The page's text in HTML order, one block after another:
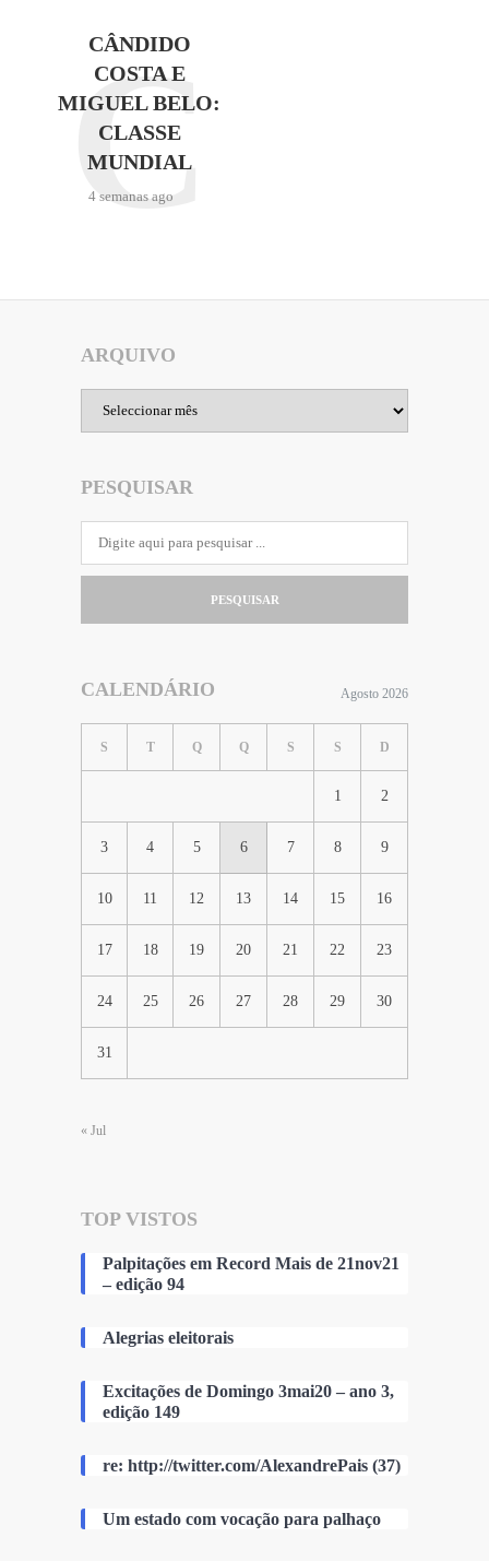
CÂNDIDO
COSTA E
MIGUEL BELO:
CLASSE
MUNDIAL
4 semanas ago
C
ARQUIVO
PESQUISAR
PESQUISAR
CALENDÁRIO Agosto 2026
S T Q Q S S D
1 2
3 4 5 6 7 8 9
10 11 12 13 14 15 16
17 18 19 20 21 22 23
24 25 26 27 28 29 30
31
« Jul
TOP VISTOS
Palpitações em Record Mais de 21nov21
– edição 94
Alegrias eleitorais
Excitações de Domingo 3mai20 – ano 3,
edição 149
re: http://twitter.com/AlexandrePais (37)
Um estado com vocação para palhaço